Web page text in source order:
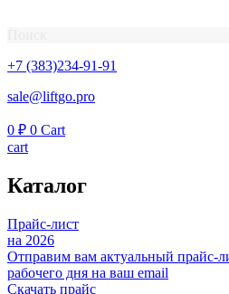
+7 (383)234-91-91
sale@liftgo.pro
0 ₽ 0 Cart
cart
Каталог
Прайс-лист
на 2026
Отправим вам актуальный прайс-
рабочего дня на ваш email
Скачать прайс